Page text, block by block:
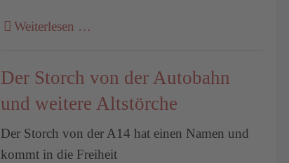
Weiterlesen …
Der Storch von der Autobahn
und weitere Altstörche
Der Storch von der A14 hat einen Namen und
kommt in die Freiheit